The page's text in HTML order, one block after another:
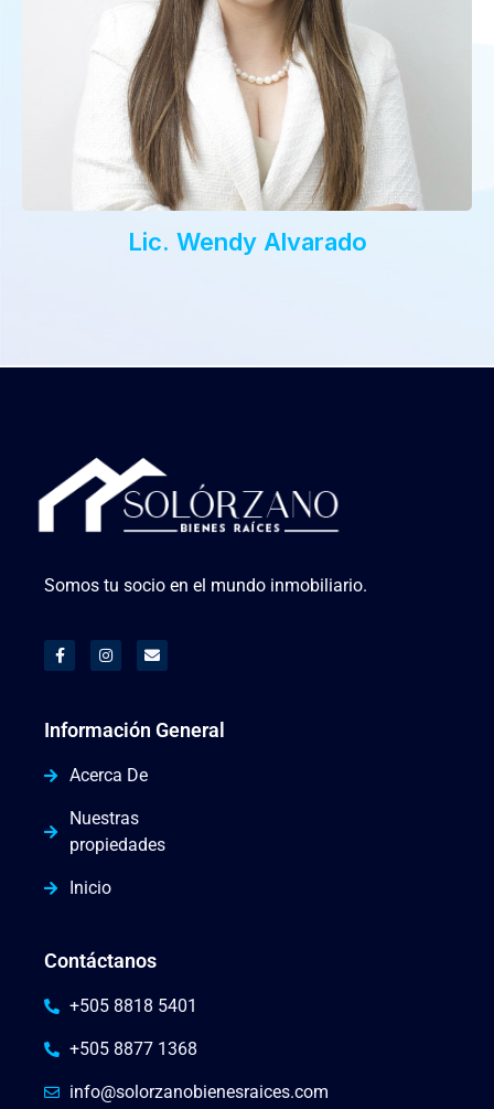
Lic. Wendy Alvarado
Somos tu socio en el mundo inmobiliario.
Información General
Acerca De
Nuestras
propiedades
Inicio
Contáctanos
+505 8818 5401
+505 8877 1368
info@solorzanobienesraices.com